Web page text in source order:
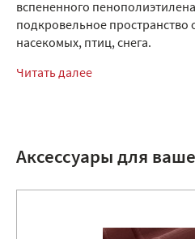
вспененного
подкровельное пространство
насекомых, птиц, снега.
Читать далее
Аксессуары для